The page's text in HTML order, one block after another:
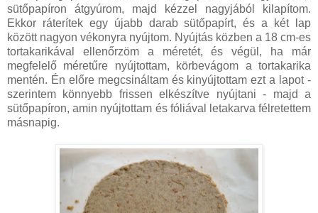
sütőpapíron átgyúrom, majd kézzel nagyjából kilapítom.
Ekkor ráterítek egy újabb darab sütőpapírt, és a két lap
között nagyon vékonyra nyújtom. Nyújtás közben a 18 cm-es
tortakarikával ellenőrzöm a méretét, és végül, ha már
megfelelő méretűre nyújtottam, körbevágom a tortakarika
mentén. Én előre megcsináltam és kinyújtottam ezt a lapot -
szerintem könnyebb frissen elkészítve nyújtani - majd a
sütőpapíron, amin nyújtottam és fóliával letakarva félretettem
másnapig.